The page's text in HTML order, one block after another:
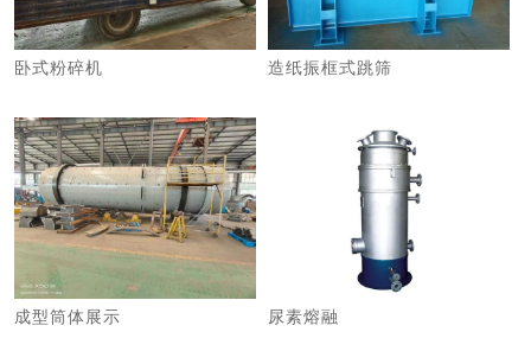
卧式粉碎机 造纸振框式跳筛
成型筒体展示 尿素熔融